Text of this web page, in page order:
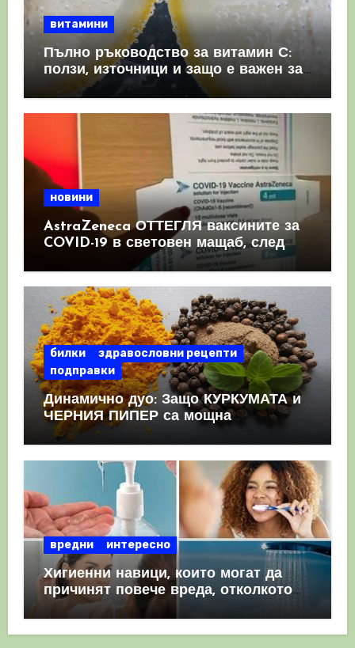
витамини
Пълно ръководство за витамин С:
ползи, източници и защо е важен за
имунната система
новини
AstraZeneca ОТТЕГЛЯ ваксините за
COVID-19 в световен мащаб, след
като призна, че те причиняват
билки
здравословни рецепти
подправки
Динамично дуо: Защо КУРКУМАТА и
ЧЕРНИЯ ПИПЕР са мощна
комбинация
вредни интересно
Хигиенни навици, които могат да
причинят повече вреда, отколкото
полза